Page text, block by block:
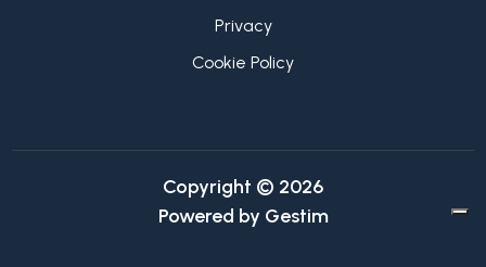
Privacy
Cookie Policy
Copyright © 2026
Powered by Gestim